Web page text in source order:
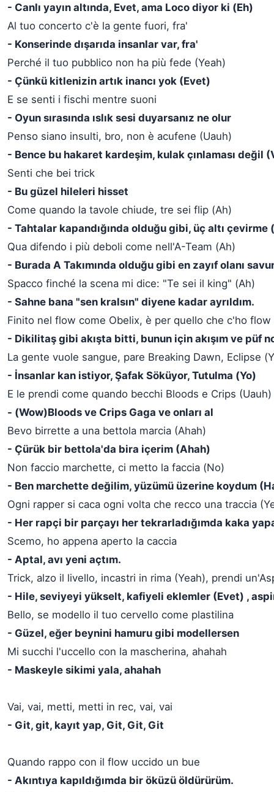
- Canlı yayın altında, Evet, ama Loco diyor ki (Eh)
Al tuo concerto c'è la gente fuori, fra'
- Konserinde dışarıda insanlar var, fra'
Perché il tuo pubblico non ha più fede (Yeah)
- Çünkü kitlenizin artık inancı yok (Evet)
E se senti i fischi mentre suoni
- Oyun sırasında ıslık sesi duyarsanız ne olur
Penso siano insulti, bro, non è acufene (Uauh)
- Bence bu hakaret kardeşim, kulak çınlaması değil
Senti che bei trick
- Bu güzel hileleri hisset
Come quando la tavole chiude, tre sei flip (Ah)
- Tahtalar kapandığında olduğu gibi, üç altı çevirme
Qua difendo i più deboli come nell'A-Team (Ah)
- Burada A Takımında olduğu gibi en zayıf olanı
Spacco finché la scena mi dice: "Te sei il king" (Ah)
- Sahne bana "sen kralsın" diyene kadar ayrıldım.
Finito nel flow come Obelix, è per quello che c'ho
- Dikilitaş gibi akışta bitti, bunun için akışım ve püf
La gente vuole sangue, pare Breaking Dawn, Eclipse
- İnsanlar kan istiyor, Şafak Söküyor, Tutulma (Yo)
E le prendi come quando becchi Bloods e Crips (Uauh)
- (Wow)Bloods ve Crips Gaga ve onları al
Bevo birrette a una bettola marcia (Ahah)
- Çürük bir bettola'da bira içerim (Ahah)
Non faccio marchette, ci metto la faccia (No)
- Ben marchette değilim, yüzümü üzerine koydum
Ogni rapper si caca ogni volta che recco una traccia
- Her rapçi bir parçayı her tekrarladığımda kaka
Scemo, ho appena aperto la caccia
- Aptal, avı yeni açtım.
Trick, alzo il livello, incastri in rima (Yeah), prendi
- Hile, seviyeyi yükselt, kafiyeli eklemler (Evet) ,
Bello, se modello il tuo cervello come plastilina
- Güzel, eğer beynini hamuru gibi modellersen
Mi succhi l'uccello con la mascherina, ahahah
- Maskeyle sikimi yala, ahahah
Vai, vai, metti, metti in rec, vai, vai
- Git, git, kayıt yap, Git, Git, Git
Quando rappo con il flow uccido un bue
- Akıntıya kapıldığımda bir öküzü öldürürüm.